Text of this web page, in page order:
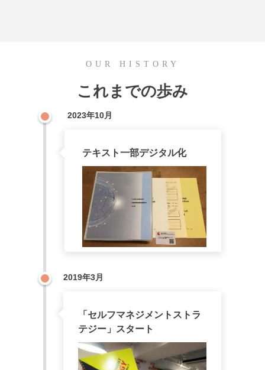
OUR HISTORY
これまでの歩み
テキスト一部デジタル化
2023年10月
「セルフマネジメントストラ
テジー」スタート
2019年3月